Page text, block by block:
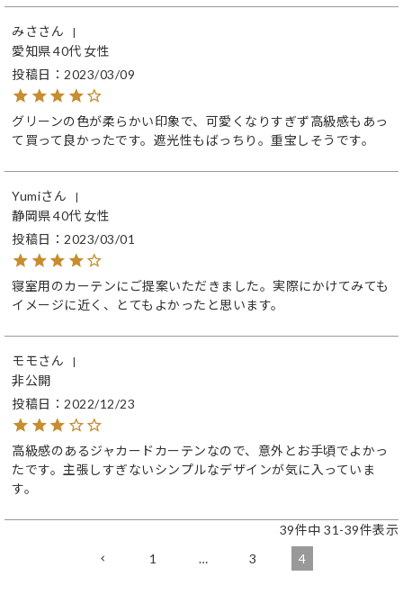
みさ
愛知県40代 女性
投稿日
2023/03/09
グリーンの色が柔らかい印象で、可愛くなりすぎず高級感もあっ
て買って良かったです。遮光性もばっちり。重宝しそうです。
Yumi
静岡県40代 女性
投稿日
2023/03/01
寝室用のカーテンにご提案いただきました。実際にかけてみても
イメージに近く、とてもよかったと思います。
モモ
非公開
投稿日
2022/12/23
高級感のあるジャカードカーテンなので、意外とお手頃でよかっ
たです。主張しすぎないシンプルなデザインが気に入っていま
す。
39件中 31 -39件表示
1
… 3 4